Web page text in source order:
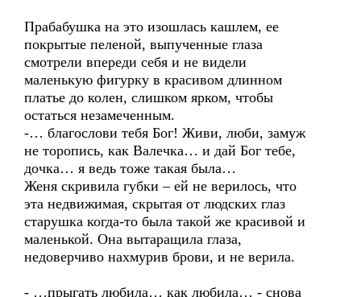
Прабабушка на это изошлась кашлем, ее
покрытые пеленой, выпученные глаза
смотрели впереди себя и не видели
маленькую фигурку в красивом длинном
платье до колен, слишком ярком, чтобы
остаться незамеченным.
-… благослови тебя Бог! Живи, люби, замуж
не торопись, как Валечка… и дай Бог тебе,
дочка… я ведь тоже такая была…
Женя скривила губки – ей не верилось, что
эта недвижимая, скрытая от людских глаз
старушка когда-то была такой же красивой и
маленькой. Она вытаращила глаза,
недоверчиво нахмурив брови, и не верила.
- …прыгать любила… как любила… - снова